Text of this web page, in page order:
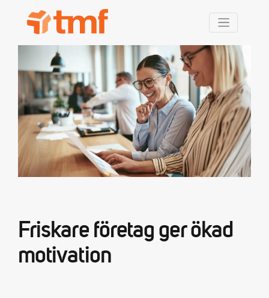
Friskare företag ger ökad
motivation